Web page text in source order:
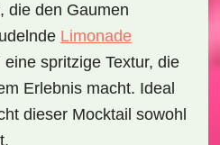
die den Gaumen
Limonade
spritzige Textur, die
Erlebnis macht. Ideal
dieser Mocktail sowohl